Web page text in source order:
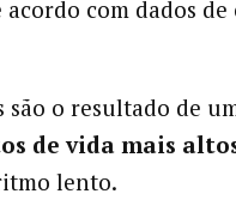
acordo com dados
são o resultado de
de vida mais
lento.